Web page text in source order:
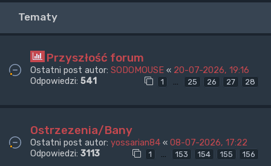
Tematy
Przyszłość forum
Ostatni post autor: SODOMOUSE « 20-07-2026, 19:16
Odpowiedzi: 541 1 … 25 26 27 28
Ostrzezenia/Bany
Ostatni post autor: yossarian84 « 08-07-2026, 17:22
Odpowiedzi: 3113 1 … 153 154 155 156